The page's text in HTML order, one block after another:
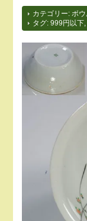
カテゴリー: ボ
タグ:999円以下